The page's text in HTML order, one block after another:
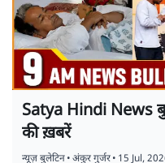
Satya Hindi News
की ख़बरें
न्यूज़ बुलेटिन•अंकुर गुर्जर• 15 Jul,